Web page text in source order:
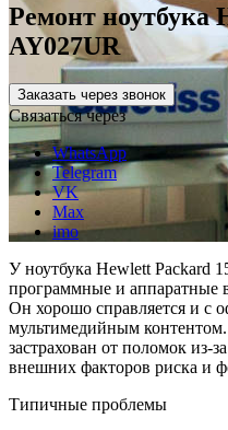
Ремонт ноутбука
AY027UR
Заказать через звонок
Связаться через
WhatsApp
Telegram
VK
Max
imo
У ноутбука Hewlett Packard
программные и аппаратные
Он хорошо справляется и с
мультимедийным
застрахован от поломок из-
внешних факторов риска и
Типичные проблемы